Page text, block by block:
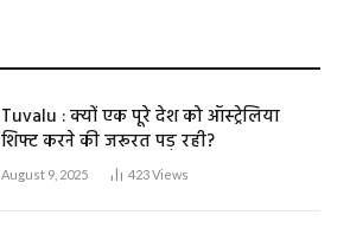
Tuvalu : क्यों एक पूरे देश को ऑस्ट्रेलिया
शिफ्ट करने की जरूरत पड़ रही?
August 9, 2025 423Views